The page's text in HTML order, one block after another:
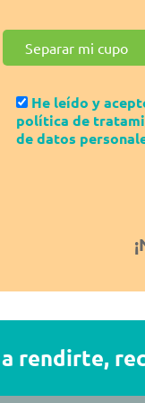
He leído y
política de
de datos
rendirte,